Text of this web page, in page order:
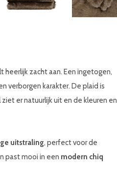
heerlijk zacht aan. Een ingetogen,
verborgen karakter. De plaid is
er natuurlijk uit en de kleuren en
uitstraling, perfect voor de
past mooi in een modern chiq